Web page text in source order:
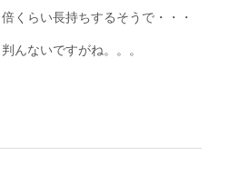
くらい長持ちするそうで・・・
んないですがね。。。